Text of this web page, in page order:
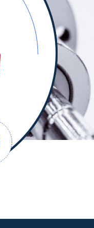
la conformité avec